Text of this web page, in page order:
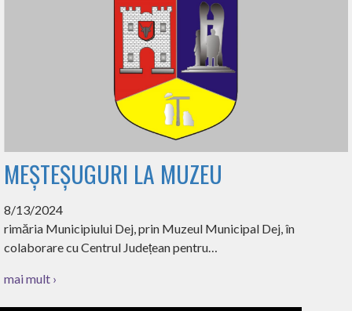
MEȘTEȘUGURI LA MUZEU
8/13/2024
rimăria Municipiului Dej, prin Muzeul Municipal Dej, în
colaborare cu Centrul Județean pentru…
mai mult ›